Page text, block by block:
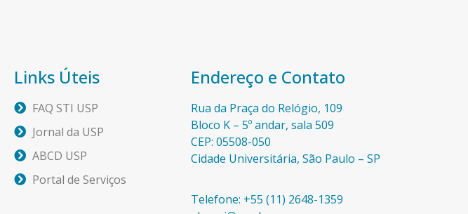
Links Úteis
FAQ STI USP
Jornal da USP
ABCD USP
Portal de Serviços
Endereço e Contato
Rua da Praça do Relógio, 109
Bloco K – 5º andar, sala 509
CEP: 05508-050
Cidade Universitária, São Paulo – SP​
Telefone: +55 (11) 2648-1359